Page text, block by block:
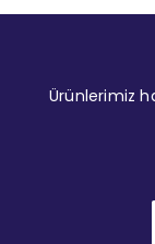
Ürünlerimiz